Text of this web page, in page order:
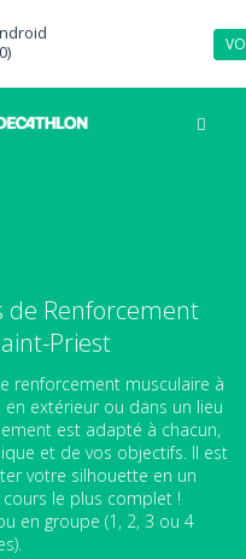
de Renforcement
Priest
renforcement musculaire à
extérieur ou dans un lieu
est adapté à chacun,
et de vos objectifs. Il est
votre silhouette en un
cours le plus complet !
en groupe (1, 2, 3 ou 4